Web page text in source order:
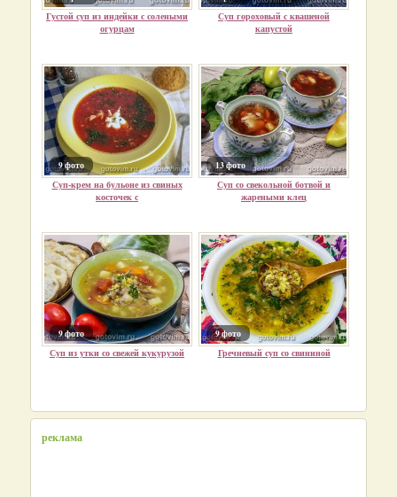
Густой суп из индейки с солеными
огурцам
Суп гороховый с квашеной
капустой
9 фото
Суп-крем на бульоне из свиных
косточек с
13 фото
Суп со свекольной ботвой и
жареными клец
9 фото
Суп из утки со свежей кукурузой
9 фото
Гречневый суп со свининой
реклама